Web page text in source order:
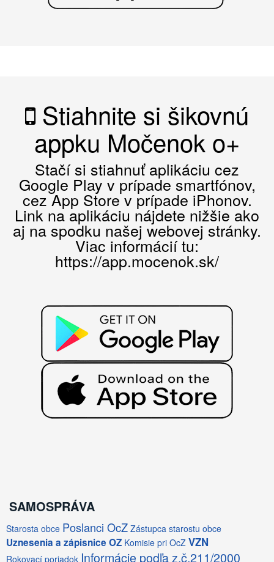
Stiahnite si šikovnú
appku Močenok o+
Stačí si stiahnuť aplikáciu cez
Google Play v prípade smartfónov,
cez App Store v prípade iPhonov.
Link na aplikáciu nájdete nižšie ako
aj na spodku našej webovej stránky.
Viac informácií tu:
https://app.mocenok.sk/
SAMOSPRÁVA
Starosta obce Poslanci OcZ Zástupca starostu obce
Uznesenia a zápisnice OZ Komisie pri OcZ VZN
Rokovací poriadok Informácie podľa z.č.211/2000